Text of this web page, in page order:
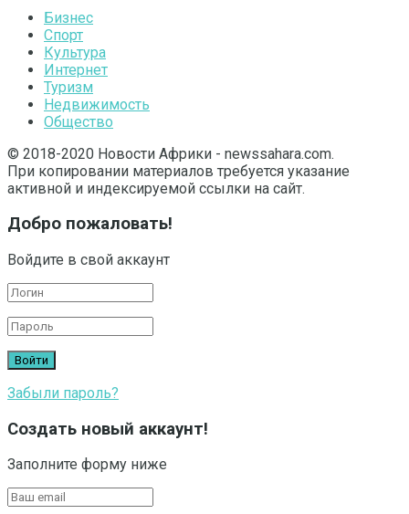
Бизнес
Спорт
Культура
Интернет
Туризм
Недвижимость
Общество
© 2018-2020 Новости Африки - newssahara.com.
При копировании материалов требуется указание
активной и индексируемой ссылки на сайт.
Добро пожаловать!
Войдите в свой аккаунт
Забыли пароль?
Создать новый аккаунт!
Заполните форму ниже